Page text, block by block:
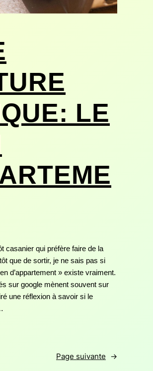
LE
casanier qui préfère faire de la
que de sortir, je ne sais pas si
d’appartement » existe vraiment.
sur google mènent souvent sur
une réflexion à savoir si le
Page suivante →